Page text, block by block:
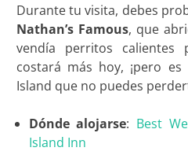
Durante tu visita, debes
Nathan’s Famous, que
vendía perritos calientes
costará más hoy, ¡pero
Island que no puedes
Dónde alojarse: Best
Island Inn